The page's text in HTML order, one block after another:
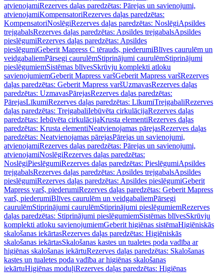
atvienojamiRezerves daļas paredzētas: Pārejas un savienojumi,
atvienojamiKompensatoriRezerves daļas paredzētas:
KompensatoriNoslēgiRezerves daļas paredzētas: NoslēgiApsildes
trejgabalsRezerves daļas paredzētas: Apsildes trejgabalsApsildes
pieslēgumiRezerves daļas paredzētas: Apsildes
pieslēgumiGeberit Mapress C tērauds, piederumiBlīves caurulēm un
veidgabaliemPārsegi caurulēmStiprinājumi caurulēmStiprinājumi
pieslēgumiemSistēmas blīvesSkrūvju komplekti atloku
savienojumiemGeberit Mapress varšGeberit Mapress varšRezerves
daļas paredzētas: Geberit Mapress varšUzmavasRezerves daļas
paredzētas: UzmavasPārejasRezerves daļas paredzētas:
PārejasLīkumiRezerves daļas paredzētas: LīkumiTrejgabaliRezerves
daļas paredzētas: TrejgabaliIebūvēta cirkulācijaRezerves daļas
paredzētas: Iebūvēta cirkulācijaKrusta elementiRezerves daļas
paredzētas: Krusta elementiNeatvienojamas pārejasRezerves daļas
paredzētas: Neatvienojamas pārejasPārejas un savienojumi,
atvienojamiRezerves daļas paredzētas: Pārejas un savienojumi,
atvienojamiNoslēgiRezerves daļas paredzētas:
NoslēgiPieslēgumiRezerves daļas paredzētas: PieslēgumiApsildes
trejgabalsRezerves daļas paredzētas: Apsildes trejgabalsApsildes
pieslēgumiRezerves daļas paredzētas: Apsildes pieslēgumiGeberit
Mapress varš, piederumiRezerves daļas paredzētas: Geberit Mapress
varš, piederumiBlīves caurulēm un veidgabaliemPārsegi
caurulēmStiprinājumi caurulēmStiprinājumi pieslēgumiemRezerves
daļas paredzētas: Stiprinājumi pieslēgumiemSistēmas blīvesSkrūvju
komplekti atloku savienojumiemGeberit higiēnas sistēmaHigiēniskās
skalošanas iekārtasRezerves daļas paredzētas: Higiēniskās
skalošanas iekārtasSkalošanas kastes un tualetes poda vadība ar
higiēnas skalošanas iekārtuRezerves daļas paredzētas: Skalošanas
kastes un tualetes poda vadība ar higiēnas skalošanas
iekārtuHigiēnas moduļiRezerves daļas paredzētas: Higiēnas